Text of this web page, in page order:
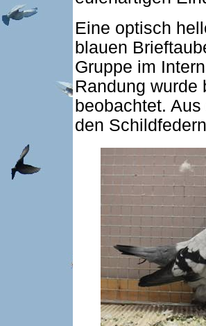
Eine optisch
blauen
Gruppe im
Randung
beobachtet.
den